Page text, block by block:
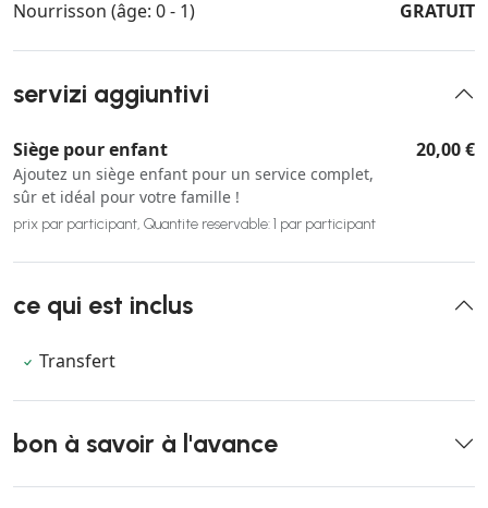
Nourrisson (âge: 0 - 1) GRATUIT
servizi aggiuntivi
Siège pour enfant
Ajoutez un siège enfant pour un service complet,
sûr et idéal pour votre famille !
20,00 €
prix par participant, Quantite reservable: 1 par participant
ce qui est inclus
Transfert
bon à savoir à l'avance